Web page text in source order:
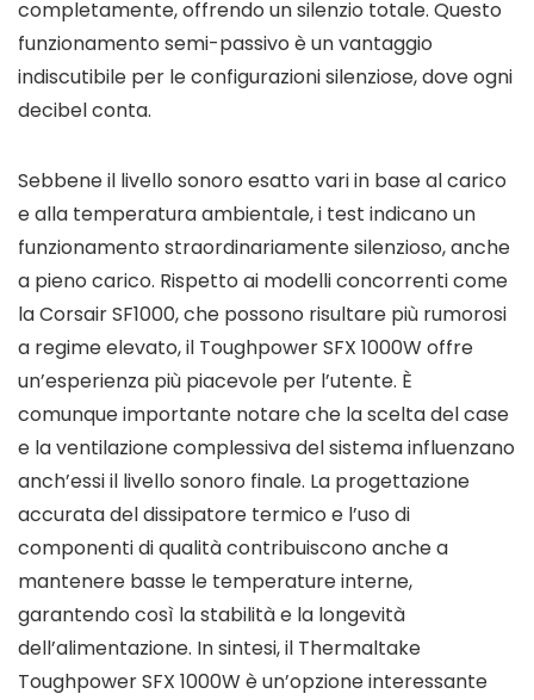
completamente, offrendo un silenzio totale. Questo
funzionamento semi-passivo è un vantaggio
indiscutibile per le configurazioni silenziose, dove ogni
decibel conta.
Sebbene il livello sonoro esatto vari in base al carico
e alla temperatura ambientale, i test indicano un
funzionamento straordinariamente silenzioso, anche
a pieno carico. Rispetto ai modelli concorrenti come
la Corsair SF1000, che possono risultare più rumorosi
a regime elevato, il Toughpower SFX 1000W offre
un’esperienza più piacevole per l’utente. È
comunque importante notare che la scelta del case
e la ventilazione complessiva del sistema influenzano
anch’essi il livello sonoro finale. La progettazione
accurata del dissipatore termico e l’uso di
componenti di qualità contribuiscono anche a
mantenere basse le temperature interne,
garantendo così la stabilità e la longevità
dell’alimentazione. In sintesi, il Thermaltake
Toughpower SFX 1000W è un’opzione interessante